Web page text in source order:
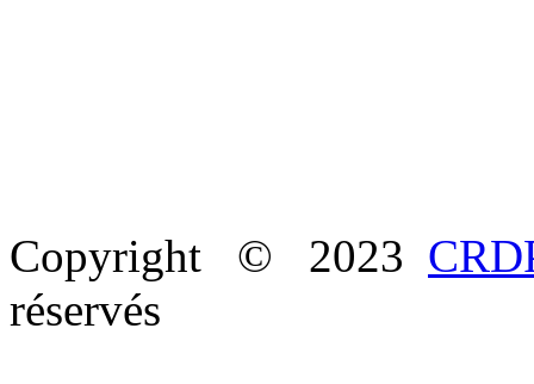
Copyright © 2023
réservés